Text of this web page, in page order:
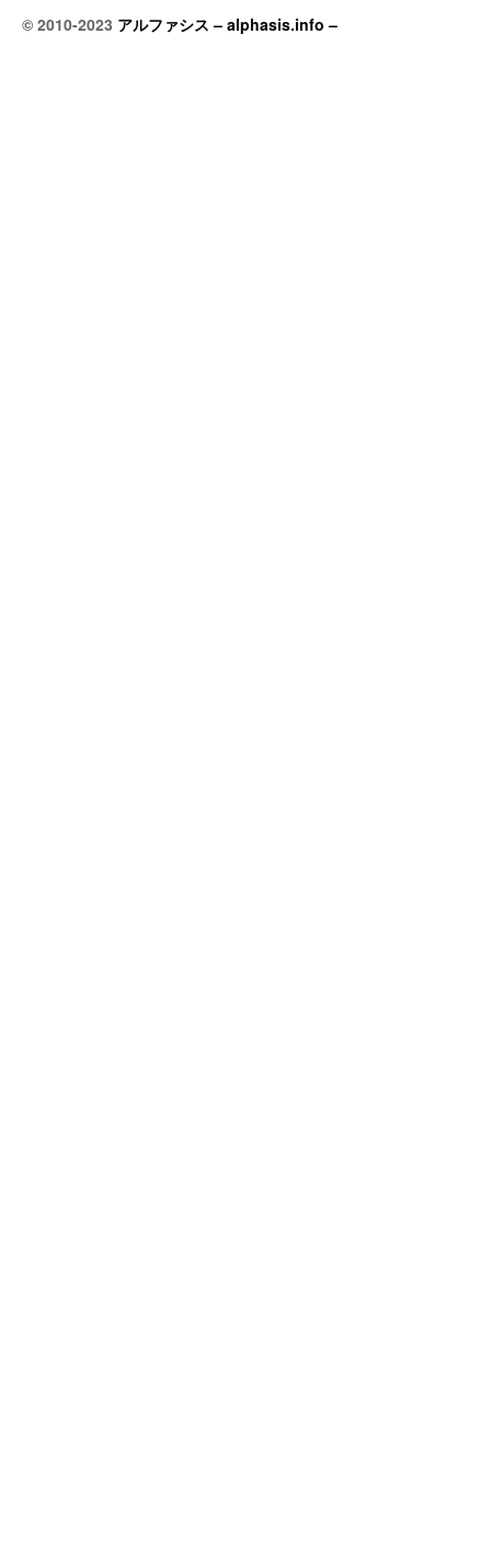
© 2010-2023 アルファシス – alphasis.info –